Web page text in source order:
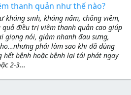
thanh quản như thế nào?
kháng sinh, kháng nấm, chống viêm,
điều trị viêm thanh quản cao giúp
giọng nói, giảm nhanh đau sưng,
phải làm sao khi đã dùng
hết bệnh hoặc bệnh lại tái phát ngay
2-3...